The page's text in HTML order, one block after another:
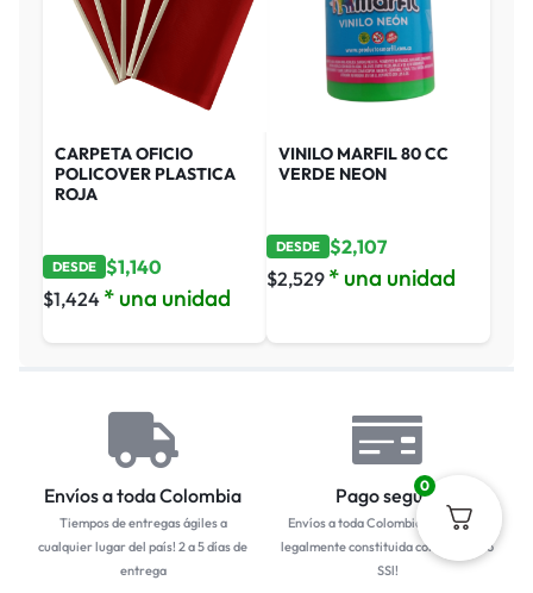
CARPETA OFICIO
POLICOVER PLASTICA
ROJA
DESDE $1,140
$1,424 * una unidad
VINILO MARFIL 80 CC
VERDE NEON
DESDE $2,107
$2,529 * una unidad
Envíos a toda Colombia
Tiempos de entregas ágiles a
cualquier lugar del país! 2 a 5 días de
entrega
Pago seguro
Envíos a toda Colombia... Empresa
legalmente constituida con protocolo
SSl!
0